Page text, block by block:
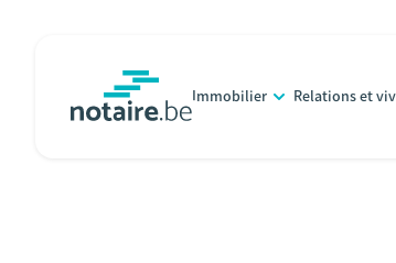
principal
Immobilier Relations et